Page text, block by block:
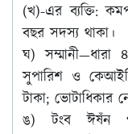
(খ)-এর ব্যক্তি:
বছর সদস্য থাকা।
ঘ) সম্মানী—ধারা
সুপারিশ ও
টাকা; ভোটাধিকার
ঙ) টংব ঈষঁন